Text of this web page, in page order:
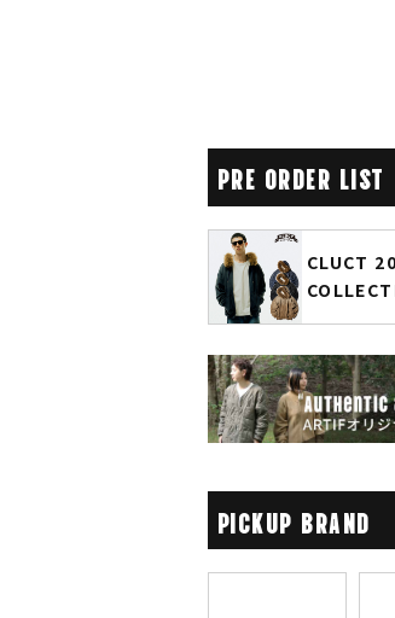
PRE ORDER LIST
CLUCT 2026 冬
COLLECTION 先行予約
PICKUP BRAND